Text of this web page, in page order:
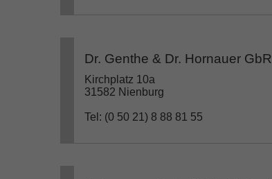
Dr. Genthe & Dr. Hornauer GbR
Kirchplatz 10a
31582 Nienburg
Tel: (0 50 21) 8 88 81 55